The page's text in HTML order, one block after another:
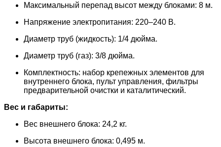
Максимальный перепад высот между блоками: 8 м.
Напряжение электропитания: 220–240 В.
Диаметр труб (жидкость): 1/4 дюйма.
Диаметр труб (газ): 3/8 дюйма.
Комплектность: набор крепежных элементов для
внутреннего блока, пульт управления, фильтры
предварительной очистки и каталитический.
Вес и габариты:
Вес внешнего блока: 24,2 кг.
Высота внешнего блока: 0,495 м.